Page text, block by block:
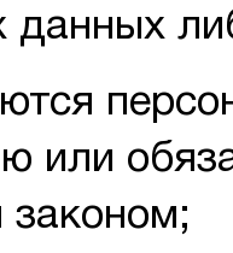
данных
или